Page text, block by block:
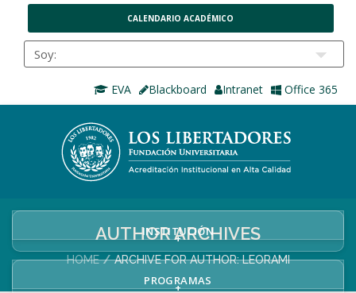
CALENDARIO ACADÉMICO
EVA Blackboard Intranet Office 365
INSTITUCIÓN
+
PROGRAMAS
+
AUTHOR ARCHIVES
HOME ARCHIVE FOR AUTHOR: LEORAMI